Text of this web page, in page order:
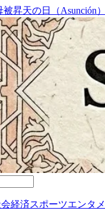
被昇天の日（Asunción）
経済スポーツエンタメ